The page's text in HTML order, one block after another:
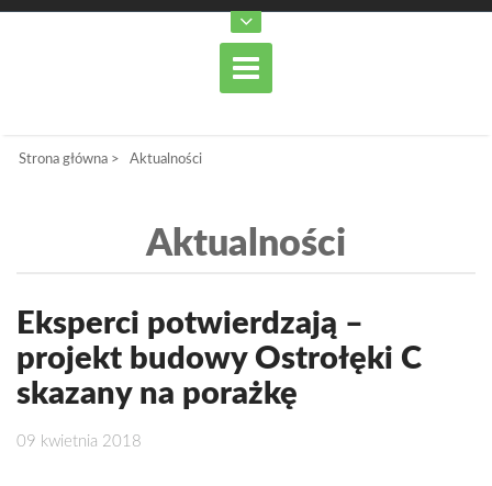
Strona główna > Aktualności
Aktualności
Eksperci potwierdzają –
projekt budowy Ostrołęki C
skazany na porażkę
09 kwietnia 2018